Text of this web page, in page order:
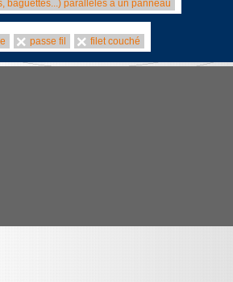
baguettes...) parallèles à un panneau
passe fil filet couché